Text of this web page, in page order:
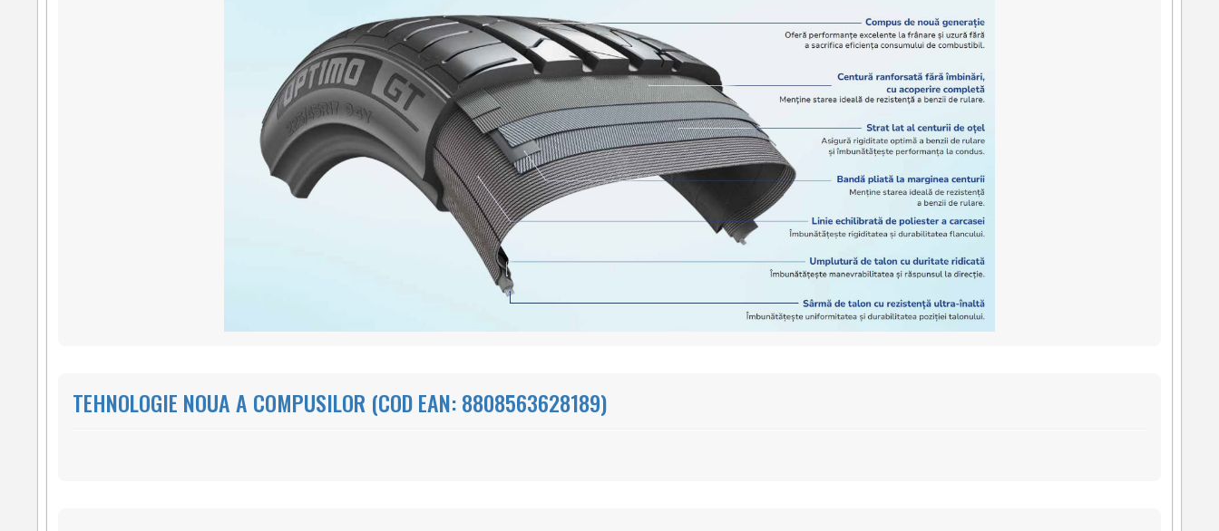
TEHNOLOGIE NOUA A COMPUSILOR (COD EAN: 8808563628189)